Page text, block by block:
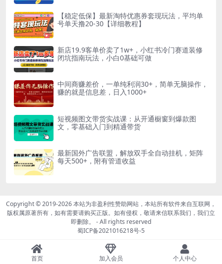
【稳定低保】最新淘特优惠券套现玩法，平均单
号单天撸20-30【详细教程】
新店19.9客单价卖了1w+，小红书冷门赛道装修
闭坑指南玩法，小白0基础可做
中间商赚差价，一单纯利润30+，简单无脑操作，
赚的就是信息差，日入1000+
短视频图文带货实战课：从开通橱窗到爆款图
文，零基础入门到精通带货
最新国外广告联盟，解放双手全自动挂机，矩阵
每天500+，附有管道收益
Copyright © 2019-2026本站为非盈利性赞助网站，本站所有软件来自互联网，
版权属原著所有，如有需要请购买正版。如有侵权，敬请来信联系我们，我们立
即删除。
- All rights reserved
蜀ICP备2021016218号-5
首页 加入会员 个人中心